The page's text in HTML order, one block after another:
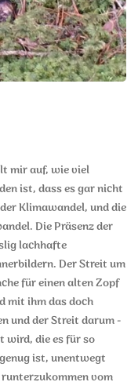
mir auf, wie viel
ist, dass es gar nicht
Klimawandel, und die
Die Präsenz der
lachhafte
Der Streit um
für einen alten Zopf
mit ihm das doch
und der Streit darum -
wird, die es für so
ist, unentwegt
vom